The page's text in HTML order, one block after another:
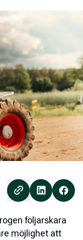
följarskara
möjlighet att